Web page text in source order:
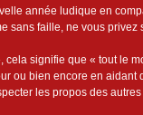
année ludique en
sans faille, ne vous
cela signifie que « tout le
ou bien encore en
les propos des